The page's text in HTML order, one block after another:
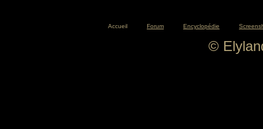
Accueil Forum Encyclopédie
©